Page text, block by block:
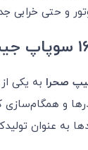
و حتی خرابی
به یکی
و همگام‌سازی
به عنوان